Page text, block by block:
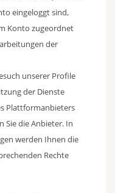
eingeloggt sind,
Konto zugeordnet
der
unserer Profile
der Dienste
Plattformanbieters
Sie die Anbieter. In
werden Ihnen die
Rechte